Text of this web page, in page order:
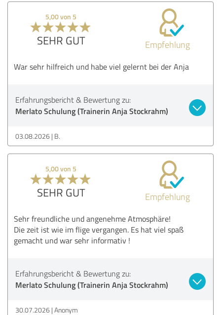
5,00 von 5
SEHR GUT Empfehlung
War sehr hilfreich und habe viel gelernt bei der Anja
Erfahrungsbericht & Bewertung zu:
Merlato Schulung (Trainerin Anja Stockrahm)
03.08.2026 B.
5,00 von 5
SEHR GUT Empfehlung
Sehr freundliche und angenehme Atmosphäre!
Die zeit ist wie im flige vergangen. Es hat viel spaß
gemacht und war sehr informativ !
Erfahrungsbericht & Bewertung zu:
Merlato Schulung (Trainerin Anja Stockrahm)
30.07.2026 Anonym